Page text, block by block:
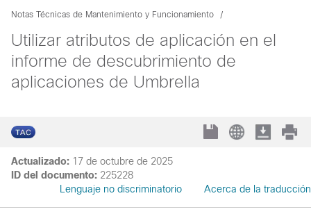
Notas Técnicas de Mantenimiento y Funcionamiento
Utilizar atributos de aplicación en el
informe de descubrimiento de
aplicaciones de Umbrella
Actualizado: 17 de octubre de 2025
ID del documento: 225228
Lenguaje no discriminatorio
Acerca de la traducción